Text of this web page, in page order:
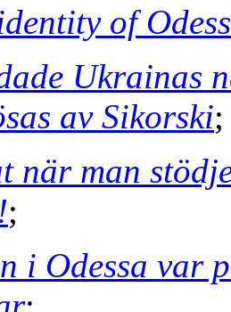
of
Ukrainas
av Sikorski;
när man
;
i Odessa